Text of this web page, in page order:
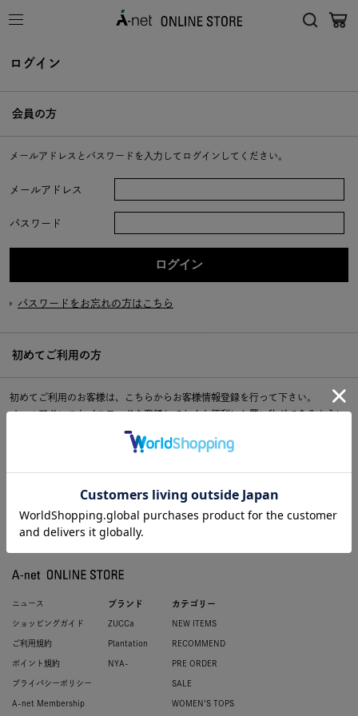
ログイン
会員の方
メールアドレスとパスワードを入力してログインしてください。
メールアドレス
パスワード
パスワードをお忘れの方はこちら
初めてご利用の方
初めてご利用のお客様は、こちらからお客様情報登録を行って下さい。
メールアドレスとパスワードを登録しておくと便利にお買い物ができるように
ニュース
ショッピングガイド
ご利用規約
ポイント規約
プライバシーポリシー
A-net Membership
ブランド
ZUCCa
Plantation
NYA-
カテゴリー
NEW ITEMS
RECOMMEND
PRE ORDER
SALE
WOMEN'S TOPS